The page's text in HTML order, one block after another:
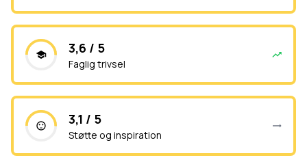
3,6 / 5
Faglig trivsel
3,1 / 5
Støtte og inspiration